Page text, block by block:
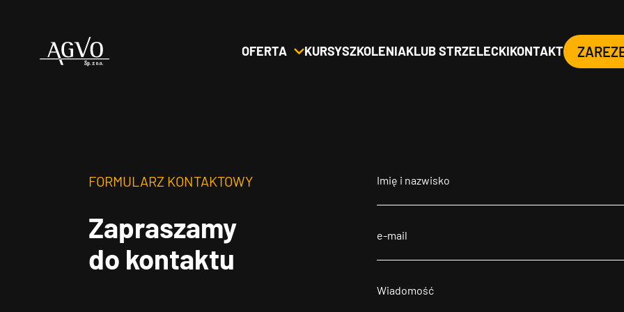
Header
OFERTA KURSYSZKOLENIAKLUB STRZELECKIKONTAKT
FORMULARZ KONTAKTOWY
Zapraszamy
do kontaktu